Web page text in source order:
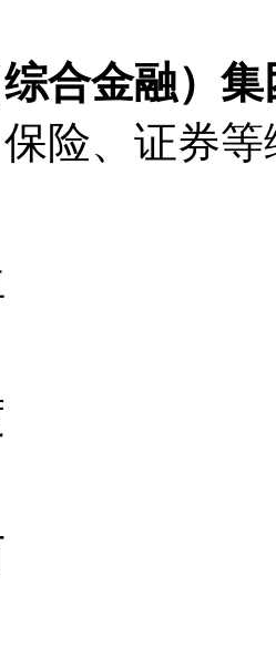
合金融）集
险、证券